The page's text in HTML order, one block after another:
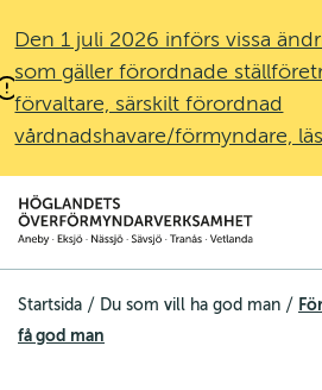
Den 1 juli 2026 införs vissa
som gäller förordnade
förvaltare, särskilt förordnad
vårdnadshavare/förmyndare,
Startsida / Du som vill ha god man /
få god man